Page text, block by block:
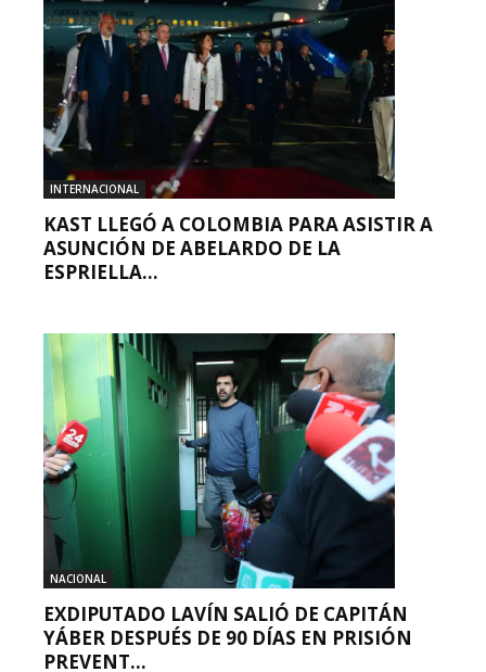
INTERNACIONAL
KAST LLEGÓ A COLOMBIA PARA ASISTIR A
ASUNCIÓN DE ABELARDO DE LA
ESPRIELLA...
NACIONAL
EXDIPUTADO LAVÍN SALIÓ DE CAPITÁN
YÁBER DESPUÉS DE 90 DÍAS EN PRISIÓN
PREVENT...